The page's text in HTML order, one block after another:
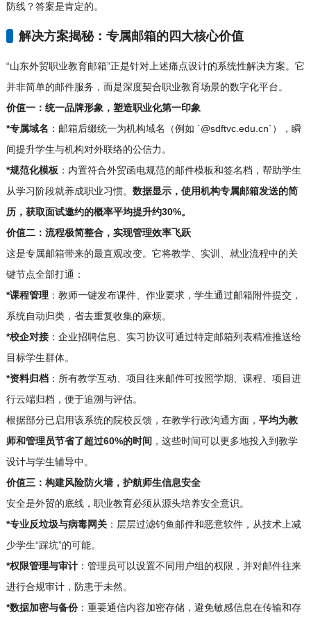
防线？答案是肯定的。
解决方案揭秘：专属邮箱的四大核心价值
“山东外贸职业教育邮箱”正是针对上述痛点设计的系统性解决方案。它
并非简单的邮件服务，而是深度契合职业教育场景的数字化平台。
价值一：统一品牌形象，塑造职业化第一印象
*专属域名 ：邮箱后缀统一为机构域名（例如 `@sdftvc.edu.cn`），瞬
间提升学生与机构对外联络的公信力。
*规范化模板 ：内置符合外贸函电规范的邮件模板和签名档，帮助学生
从学习阶段就养成职业习惯。 数据显示，使用机构专属邮箱发送的简
历，获取面试邀约的概率平均提升约30%。
价值二：流程极简整合，实现管理效率飞跃
这是专属邮箱带来的最直观改变。它将教学、实训、就业流程中的关
键节点全部打通：
*课程管理：教师一键发布课件、作业要求，学生通过邮箱附件提交，
系统自动归类，省去重复收集的麻烦。
*校企对接：企业招聘信息、实习协议可通过特定邮箱列表精准推送给
目标学生群体。
*资料归档：所有教学互动、项目往来邮件可按照学期、课程、项目进
行云端归档，便于追溯与评估。
根据部分已启用该系统的院校反馈，在教学行政沟通方面， 平均为教
师和管理员节省了超过60%的时间 ，这些时间可以更多地投入到教学
设计与学生辅导中。
价值三：构建风险防火墙，护航师生信息安全
安全是外贸的底线，职业教育必须从源头培养安全意识。
*专业反垃圾与病毒网关：层层过滤钓鱼邮件和恶意软件，从技术上减
少学生“踩坑”的可能。
*权限管理与审计：管理员可以设置不同用户组的权限，并对邮件往来
进行合规审计，防患于未然。
*数据加密与备份：重要通信内容加密存储，避免敏感信息在传输和存